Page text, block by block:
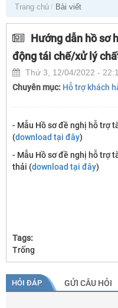
Trang chủ Bài viết
Hướng dẫn hồ sơ
động tái chế/xử lý
Thứ 3, 12/04/2022 -
Chuyên mục: Hỗ trợ khách
- Mẫu Hồ sơ đề nghị hỗ trợ
(download tại đây)
- Mẫu Hồ sơ đề nghị hỗ trợ
thải (download tại đây)
Tags:
Trống
HỎI ĐÁP GỬI CÂU HỎI